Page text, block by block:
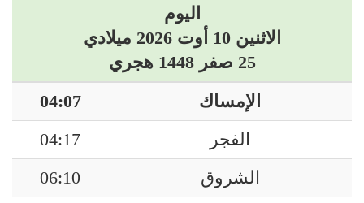
اليوم
الاثنين 10 أوت 2026 ميلادي
25 صفر 1448 هجري
الإمساك
04:07
الفجر
04:17
الشروق
06:10